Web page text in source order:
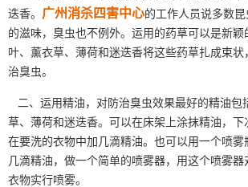
迭香。 广州消杀四害中心的工作人员说多数
的滋味，臭虫也不例外。运用的药草可以是新
叶、薰衣草、薄荷和迷迭香将这些药草扎成束
治臭虫。
二、运用精油，对防治臭虫效果最好的精油包
草、薄荷和迷迭香。可以在床架上涂抹精油，下
在要洗的衣物中加几滴精油。也可以用一个喷
几滴精油，做一个简单的喷雾器，用这个喷雾
衣物实行喷雾。